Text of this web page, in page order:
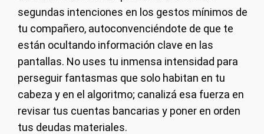
segundas intenciones en los gestos mínimos de
tu compañero, autoconvenciéndote de que te
están ocultando información clave en las
pantallas. No uses tu inmensa intensidad para
perseguir fantasmas que solo habitan en tu
cabeza y en el algoritmo; canalizá esa fuerza en
revisar tus cuentas bancarias y poner en orden
tus deudas materiales.